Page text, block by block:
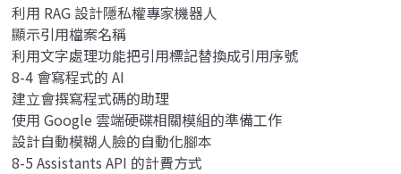
利用 RAG 設計隱私權專家機器人
顯示引用檔案名稱
利用文字處理功能把引用標記替換成引用序號
8-4 會寫程式的 AI
建立會撰寫程式碼的助理
使用 Google 雲端硬碟相關模組的準備工作
設計自動模糊人臉的自動化腳本
8-5 Assistants API 的計費方式